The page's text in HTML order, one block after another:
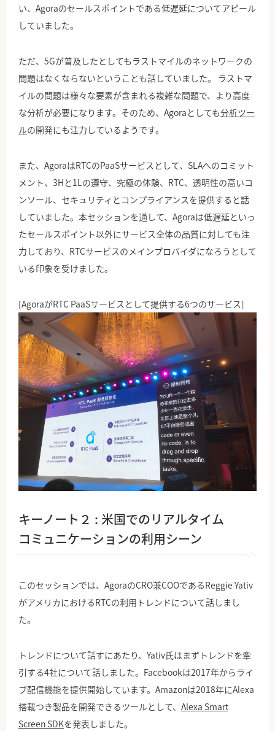
い、Agoraのセールスポイントである低遅延についてアピール
していました。
ただ、5Gが普及したとしてもラストマイルのネットワークの
問題はなくならないということも話していました。 ラストマ
イルの問題は様々な要素が含まれる複雑な問題で、より高度
な分析が必要になります。そのため、Agoraとしても分析ツー
ルの開発にも注力しているようです。
また、AgoraはRTCのPaaSサービスとして、SLAへのコミット
メント、3Hと1Lの遵守、究極の体験、RTC、透明性の高いコ
ンソール、セキュリティとコンプライアンスを提供すると話
していました。本セッションを通して、Agoraは低遅延といっ
たセールスポイント以外にサービス全体の品質に対しても注
力しており、RTCサービスのメインプロバイダになろうとして
いる印象を受けました。
[AgoraがRTC PaaSサービスとして提供する6つのサービス]
キーノート２ : 米国でのリアルタイム
コミュニケーションの利用シーン
このセッションでは、AgoraのCRO兼COOであるReggie Yativ
がアメリカにおけるRTCの利用トレンドについて話しまし
た。
トレンドについて話すにあたり、Yativ氏はまずトレンドを牽
引する4社について話しました。Facebookは2017年からライ
ブ配信機能を提供開始しています。Amazonは2018年にAlexa
搭載つき製品を開発できるツールとして、 Alexa Smart
Screen SDKを発表しました。